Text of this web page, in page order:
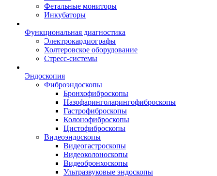
Фетальные мониторы
Инкубаторы
Функциональная диагностика
Электрокардиографы
Холтеровское оборудование
Стресс-системы
Эндоскопия
Фиброэндоскопы
Бронхофиброскопы
Назофаринголарингофиброскопы
Гастрофиброскопы
Колонофиброскопы
Цистофиброскопы
Видеоэндоскопы
Видеогастроскопы
Видеоколоноскопы
Видеобронхоскопы
Ультразвуковые эндоскопы